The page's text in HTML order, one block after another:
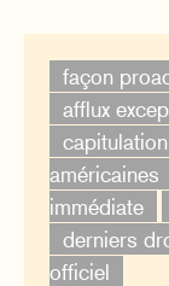
façon
afflux
américaines
immédiate
derniers
officiel